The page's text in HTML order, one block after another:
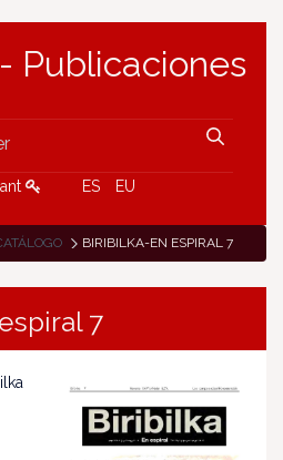
Publicaciones
ES EU
BIRIBILKA-EN ESPIRAL 7
7